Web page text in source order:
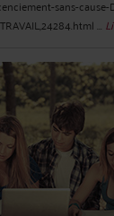
sans-
...